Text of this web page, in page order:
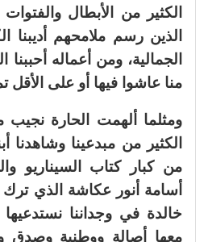
الكثير من الأبطال والفتوات
الذين رسم ملامحهم أديبنا
الجمالية، ومن أعماله أحببنا
منا عاشوا فيها أو على الأقل
ومثلما ألهمت الحارة
الكثير من مبدعينا وشاهدنا
من كبار كتاب السيناريو
أسامة أنور عكاشة الذي
خالدة في وجداننا
معها أصالة ووطنية وصدق